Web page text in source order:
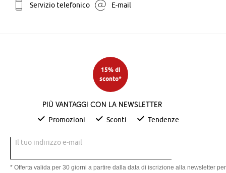
Servizio telefonico E-mail
15% di
sconto*
Più vantaggi con la newsletter
Promozioni Sconti Tendenze
Il tuo indirizzo e-mail
* Offerta valida per 30 giorni a partire dalla data di iscrizione alla newsletter per